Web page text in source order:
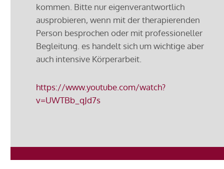
kommen. Bitte nur eigenverantwortlich
ausprobieren, wenn mit der therapierenden
Person besprochen oder mit professioneller
Begleitung. es handelt sich um wichtige aber
auch intensive Körperarbeit.
https://www.youtube.com/watch?
v=UWTBb_qJd7s